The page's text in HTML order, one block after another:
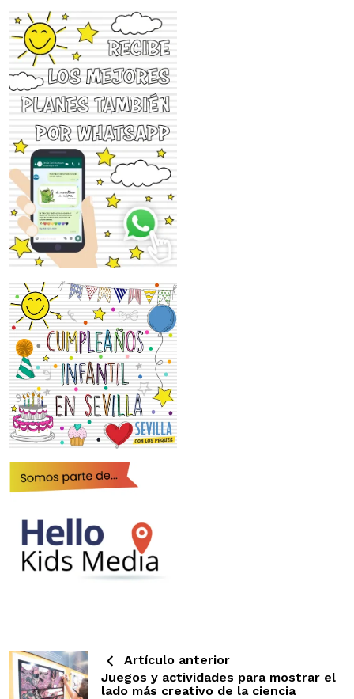
Artículo anterior
Juegos y actividades para mostrar el
lado más creativo de la ciencia